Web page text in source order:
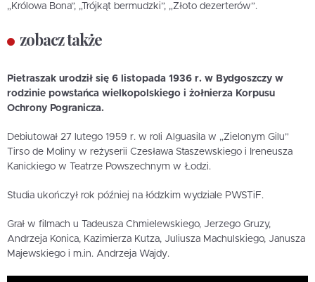
„Królowa Bona”, „Trójkąt bermudzki”, „Złoto dezerterów”.
zobacz także
Pietraszak urodził się 6 listopada 1936 r. w Bydgoszczy w
rodzinie powstańca wielkopolskiego i żołnierza Korpusu
Ochrony Pogranicza.
Debiutował 27 lutego 1959 r. w roli Alguasila w „Zielonym Gilu”
Tirso de Moliny w reżyserii Czesława Staszewskiego i Ireneusza
Kanickiego w Teatrze Powszechnym w Łodzi.
Studia ukończył rok później na łódzkim wydziale PWSTiF.
Grał w filmach u Tadeusza Chmielewskiego, Jerzego Gruzy,
Andrzeja Konica, Kazimierza Kutza, Juliusza Machulskiego, Janusza
Majewskiego i m.in. Andrzeja Wajdy.